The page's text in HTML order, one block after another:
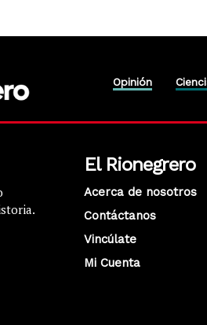
Opinión
El Rionegrero
Acerca de nosotros
Contáctanos
Vincúlate
Mi Cuenta